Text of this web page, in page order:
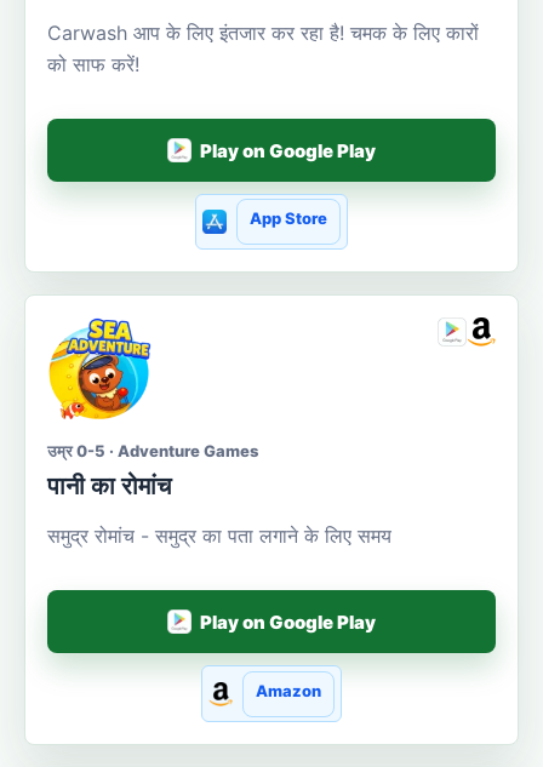
Carwash आप के लिए इंतजार कर रहा है! चमक के लिए कारों
को साफ करें!
Play on Google Play
App Store
उम्र 0-5 · Adventure Games
पानी का रोमांच
समुद्र रोमांच - समुद्र का पता लगाने के लिए समय
Play on Google Play
Amazon